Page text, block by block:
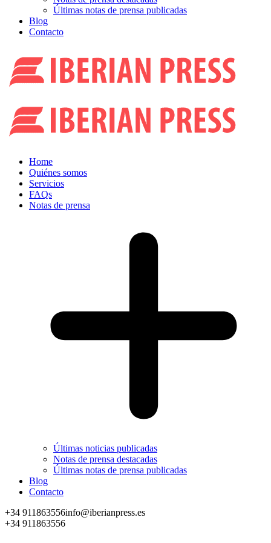
Últimas notas de prensa publicadas
Blog
Contacto
Home
Quiénes somos
Servicios
FAQs
Notas de prensa
Últimas noticias publicadas
Notas de prensa destacadas
Últimas notas de prensa publicadas
Blog
Contacto
+34 911863556info@iberianpress.es
Facebook
X
YouTube
Rss
+34 911863556